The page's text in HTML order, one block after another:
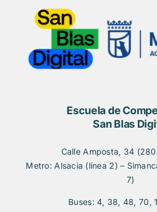
Escuela de
San Blas
Calle Amposta, 34
Metro: Alsacia (línea 2) –
7)
Buses: 4, 38, 48, 70,